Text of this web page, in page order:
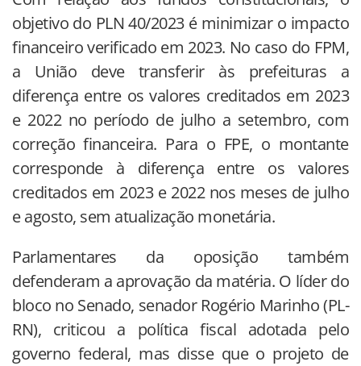
objetivo do PLN 40/2023 é minimizar o impacto
financeiro verificado em 2023. No caso do FPM,
a União deve transferir às prefeituras a
diferença entre os valores creditados em 2023
e 2022 no período de julho a setembro, com
correção financeira. Para o FPE, o montante
corresponde à diferença entre os valores
creditados em 2023 e 2022 nos meses de julho
e agosto, sem atualização monetária.
Parlamentares da oposição também
defenderam a aprovação da matéria. O líder do
bloco no Senado, senador Rogério Marinho (PL-
RN), criticou a política fiscal adotada pelo
governo federal, mas disse que o projeto de